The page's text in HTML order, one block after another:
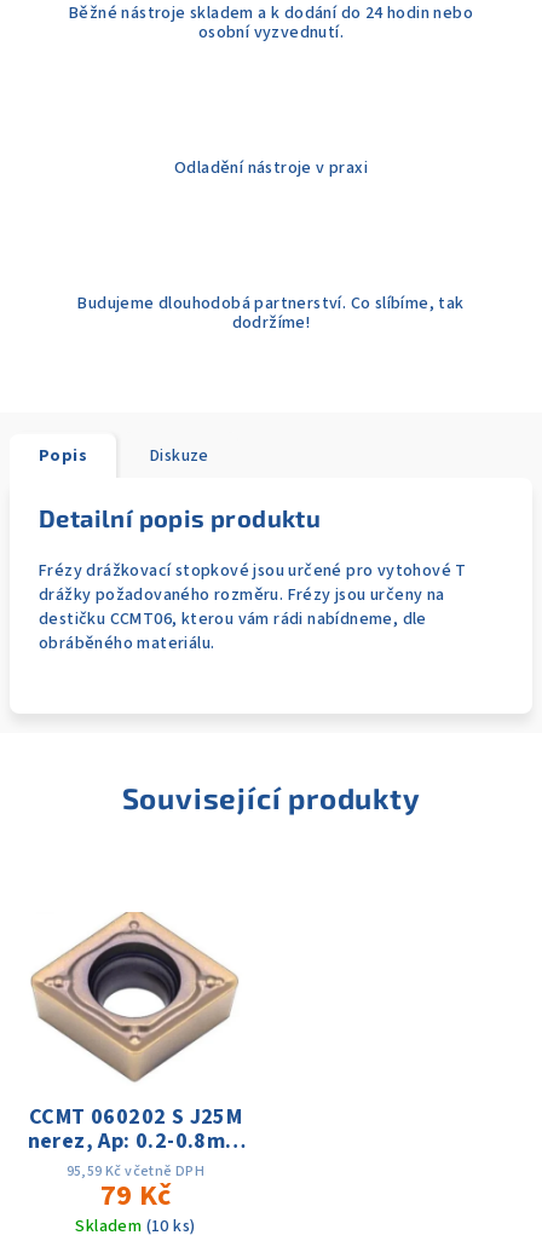
Běžné nástroje skladem a k dodání do 24 hodin nebo
osobní vyzvednutí.
Odladění nástroje v praxi
Budujeme dlouhodobá partnerství. Co slíbíme, tak
dodržíme!
Popis Diskuze
Detailní popis produktu
Frézy drážkovací stopkové jsou určené pro vytohové T
drážky požadovaného rozměru. Frézy jsou určeny na
destičku CCMT06, kterou vám rádi nabídneme, dle
obráběného materiálu.
Související produkty
CCMT 060202 S J25M
nerez, Ap: 0.2-0.8mm
f: 0.04-0.15 Vc:60-
180m
95,59 Kč včetně DPH
79 Kč
Skladem (10 ks)